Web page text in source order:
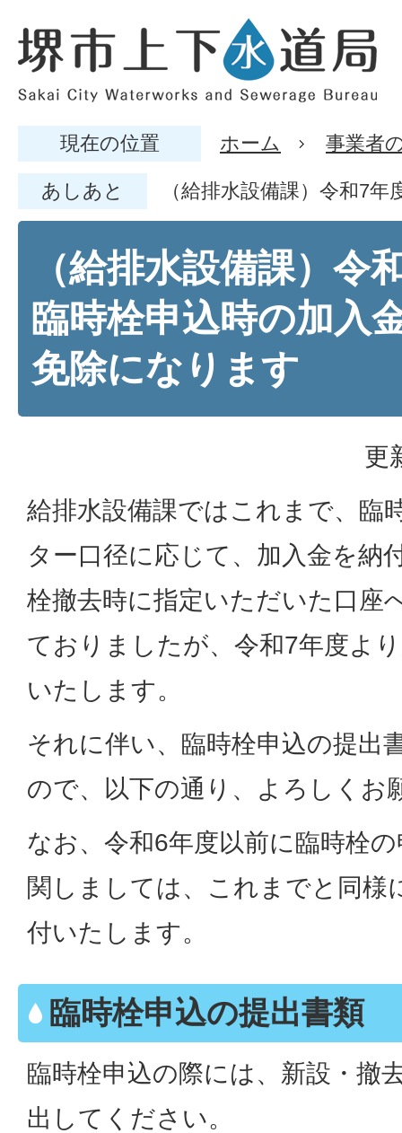
現在の位置 ホーム 事業者
あしあと （給排水設備課）令和7
（給排水設備課）令
臨時栓申込時の加入
免除になります
更
給排水設備課ではこれまで、臨
ター口径に応じて、加入金を納
栓撤去時に指定いただいた口座
ておりましたが、令和7年度よ
いたします。
それに伴い、臨時栓申込の提出
ので、以下の通り、よろしくお
なお、令和6年度以前に臨時栓
関しましては、これまでと同様
付いたします。
臨時栓申込の提出書類
臨時栓申込の際には、新設・撤
出してください。